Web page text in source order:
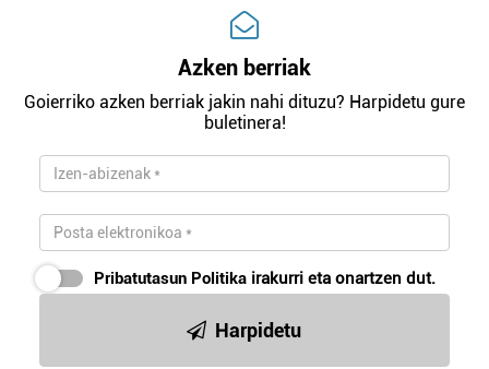
Azken berriak
Goierriko azken berriak jakin nahi dituzu? Harpidetu gure
buletinera!
Pribatutasun Politika irakurri eta onartzen dut.
Harpidetu